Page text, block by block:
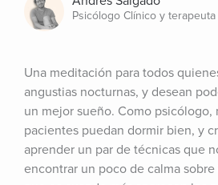
Psicólogo Clínico y terapeuta
Una meditación para todos
angustias nocturnas, y desean
un mejor sueño. Como psicólogo,
pacientes puedan dormir bien, y
aprender un par de técnicas que
encontrar un poco de calma